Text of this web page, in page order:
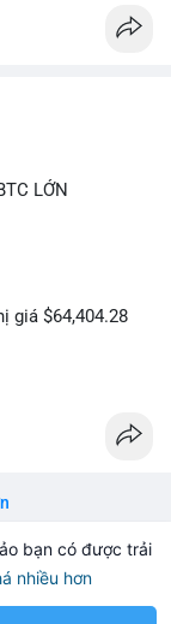
bạn có được trải
nhiều hơn
LỚN
giá $64,404.28
này, khả năng
trên sàn. Động
coin từ nhiều ví
tài sản để phân
áp lực bán
lạnh, tín hiệu
hiện khá nhạy